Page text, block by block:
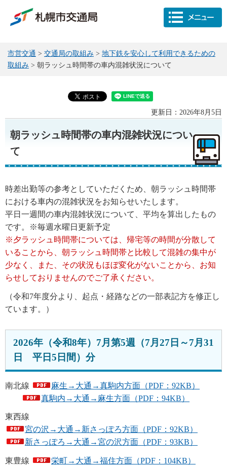
市営交通 > 交通局の取組み > 地下鉄を安心して利用できるための
取組み > 朝ラッシュ時間帯の車内混雑状況について
更新日：2026年8月5日
朝ラッシュ時間帯の車内混雑状況につい
て
時差出勤等の参考としていただくため、朝ラッシュ時間帯
における車内の混雑状況をお知らせいたします。
平日一週間の車内混雑状況について、平均を算出したもの
です。※毎週水曜日更新予定
※夕ラッシュ時間帯については、帰宅等の時間が分散して
いることから、朝ラッシュ時間帯と比較して混雑の集中が
少なく、また、その状況もほぼ変化がないことから、お知
らせしておりませんのでご了承ください。
（令和7年度分より、起点・経路などの一部表記方を修正し
ています。）
2026年（令和8年）7月第5週（7月27日～7月31
日 平日5日間）分
南北線
麻生→大通→真駒内方面（PDF：92KB）
真駒内→大通→麻生方面（PDF：94KB）
東西線
宮の沢→大通→新さっぽろ方面（PDF：92KB）
新さっぽろ→大通→宮の沢方面（PDF：93KB）
東豊線
栄町→大通→福住方面（PDF：104KB）